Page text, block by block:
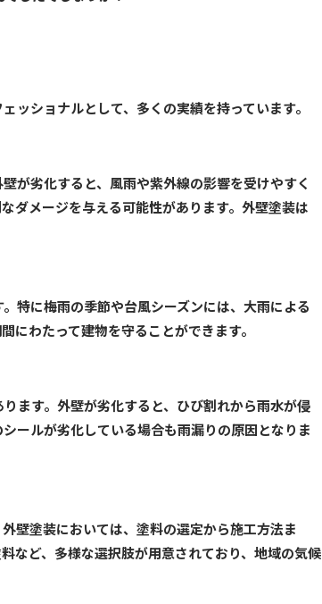
ショナルとして、多くの実績を持っています。
が劣化すると、風雨や紫外線の影響を受けやすく
ダメージを与える可能性があります。外壁塗装は
特に梅雨の季節や台風シーズンには、大雨による
にわたって建物を守ることができます。
ます。外壁が劣化すると、ひび割れから雨水が侵
ールが劣化している場合も雨漏りの原因となりま
壁塗装においては、塗料の選定から施工方法ま
など、多様な選択肢が用意されており、地域の気候